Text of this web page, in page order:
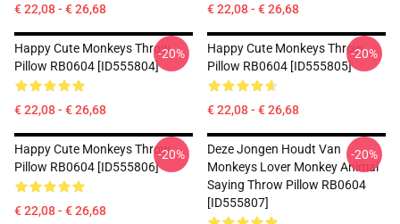
€ 22,08 - € 26,68 € 22,08 - € 26,68
Happy Cute Monkeys Throw
Pillow RB0604 [ID555804]
€ 22,08 - € 26,68
-20%
Happy Cute Monkeys Throw
Pillow RB0604 [ID555805]
€ 22,08 - € 26,68
-20%
Happy Cute Monkeys Throw
Pillow RB0604 [ID555806]
€ 22,08 - € 26,68
-20%
Deze Jongen Houdt Van
Monkeys Lover Monkey Animal
Saying Throw Pillow RB0604
[ID555807]
-20%